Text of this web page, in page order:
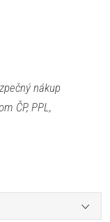
nákup
ČP, PPL,